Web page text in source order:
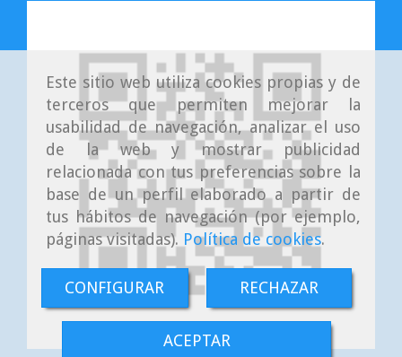
Este sitio web utiliza cookies propias y de
terceros que permiten mejorar la
usabilidad de navegación, analizar el uso
de la web y mostrar publicidad
relacionada con tus preferencias sobre la
base de un perfil elaborado a partir de
tus hábitos de navegación (por ejemplo,
páginas visitadas). Política de cookies.
CONFIGURAR RECHAZAR
ACEPTAR